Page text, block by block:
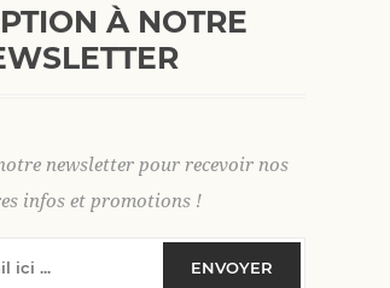
La nouveauté de l’année : le
adopter un style décontracté et
Découvrez notreT-shirt en
allier douceur, confort et style
À NOTRE
newsletter pour recevoir nos
infos et promotions !
ENVOYER